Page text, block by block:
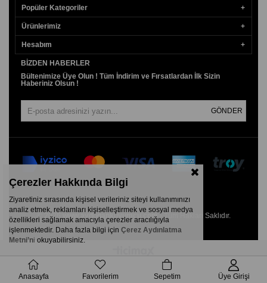
Popüler Kategoriler
Ürünlerimiz
Hesabım
BIZDEN HABERLER
Bültenimize Üye Olun ! Tüm İndirim ve Fırsatlardan İlk Sizin
Haberiniz Olsun !
GÖNDER
© 2026 www.aydogankuyumcu.com - Tüm Hakları Saklıdır.
Çerezler Hakkında Bilgi
Ziyaretiniz sırasında kişisel verileriniz siteyi kullanımınızı
analiz etmek, reklamları kişiselleştirmek ve sosyal medya
özellikleri sağlamak amacıyla çerezler aracılığıyla
işlenmektedir. Daha fazla bilgi için Çerez Aydınlatma
Metni’ni okuyabilirsiniz.
Anasayfa Favorilerim Sepetim Üye Girişi